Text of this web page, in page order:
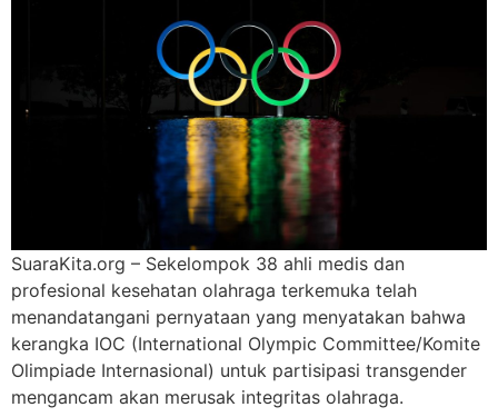
SuaraKita.org – Sekelompok 38 ahli medis dan
profesional kesehatan olahraga terkemuka telah
menandatangani pernyataan yang menyatakan bahwa
kerangka IOC (International Olympic Committee/Komite
Olimpiade Internasional) untuk partisipasi transgender
mengancam akan merusak integritas olahraga.